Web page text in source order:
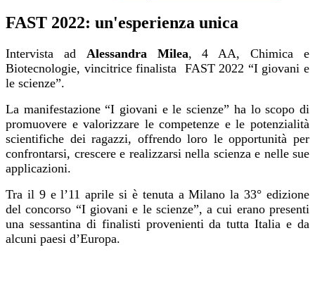
FAST 2022: un'esperienza unica
Intervista ad Alessandra Milea, 4 AA, Chimica e
Biotecnologie, vincitrice finalista FAST 2022 “I giovani e
le scienze”.
La manifestazione “I giovani e le scienze” ha lo scopo di
promuovere e valorizzare le competenze e le potenzialità
scientifiche dei ragazzi, offrendo loro le opportunità per
confrontarsi, crescere e realizzarsi nella scienza e nelle sue
applicazioni.
Tra il 9 e l’11 aprile si è tenuta a Milano la 33° edizione
del concorso “I giovani e le scienze”, a cui erano presenti
una sessantina di finalisti provenienti da tutta Italia e da
alcuni paesi d’Europa.